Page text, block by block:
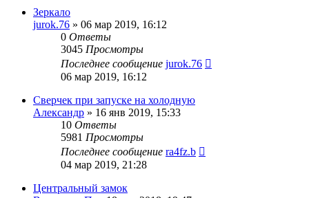
Зеркало
jurok.76 » 06 мар 2019, 16:12
0 Ответы
3045 Просмотры
Последнее сообщение jurok.76
06 мар 2019, 16:12
Сверчек при запуске на холодную
Александр » 16 янв 2019, 15:33
10 Ответы
5981 Просмотры
Последнее сообщение ra4fz.b
04 мар 2019, 21:28
Центральный замок